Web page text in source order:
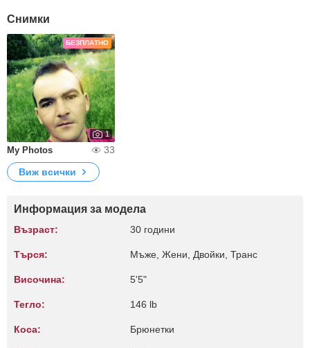
Снимки
БЕЗПЛАТНО
1
My Photos
33
Виж всички
Информация за модела
Възраст: 30 години
Търся: Мъже, Жени, Двойки, Транс
Височина: 5'5"
Тегло: 146 lb
Коса: Брюнетки